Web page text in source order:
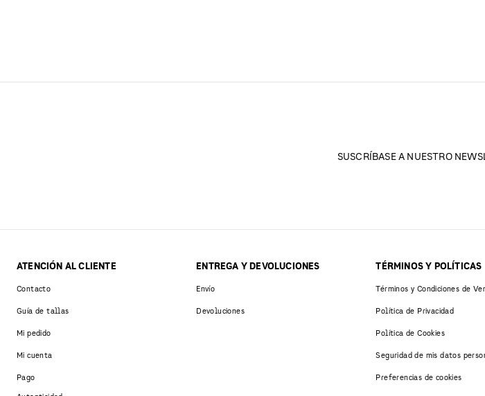
SUSCRÍBASE A NUESTRO
ATENCIÓN AL CLIENTE
Contacto
Guía de tallas
Mi pedido
Mi cuenta
Pago
ENTREGA Y DEVOLUCIONES
Envío
Devoluciones
TÉRMINOS Y POLÍTICAS
Términos y Condiciones de
Política de Privacidad
Política de Cookies
Seguridad de mis datos
Preferencias de cookies